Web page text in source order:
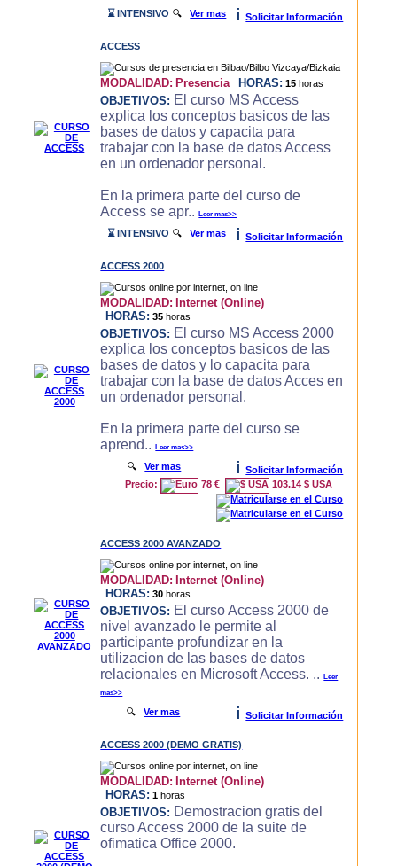
⌛ INTENSIVO 🔍Ver mas i Solicitar Información
ACCESS
MODALIDAD: Presencia HORAS: 15 horas
OBJETIVOS: El curso MS Access
explica los conceptos basicos de las
bases de datos y capacita para
trabajar con la base de datos Access
en un ordenador personal.
En la primera parte del curso de
Access se apr..Leer mas>>
⌛ INTENSIVO 🔍Ver mas i Solicitar Información
ACCESS 2000
MODALIDAD: Internet (Online)
HORAS: 35 horas
OBJETIVOS: El curso MS Access 2000
explica los conceptos basicos de las
bases de datos y lo capacita para
trabajar con la base de datos Acces en
un ordenador personal.
En la primera parte del curso se
aprend..Leer mas>>
🔍Ver mas i
Solicitar Información
Precio:
78 € 103.14 $ USA
ACCESS 2000 AVANZADO
MODALIDAD: Internet (Online)
HORAS: 30 horas
OBJETIVOS: El curso Access 2000 de
nivel avanzado le permite al
participante profundizar en la
utilizacion de las bases de datos
relacionales en Microsoft Access. ..Leer
mas>>
🔍Ver mas i Solicitar Información
ACCESS 2000 (DEMO GRATIS)
MODALIDAD: Internet (Online)
HORAS: 1 horas
OBJETIVOS: Demostracion gratis del
curso Access 2000 de la suite de
ofimatica Office 2000.